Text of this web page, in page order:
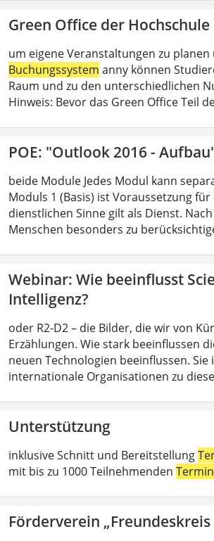
Green Office der
um eigene Veranstaltungen zu
Buchungssystem anny können
Raum und zu den unterschiedlichen
Hinweis: Bevor das Green Office Teil
POE: "Outlook 2016 -
beide Module Jedes Modul kann
Moduls 1 (Basis) ist Voraussetzung für
dienstlichen Sinne gilt als Dienst.
Menschen besonders zu
Webinar: Wie beeinflusst
Intelligenz?
oder R2-D2 – die Bilder, die wir von
Erzählungen. Wie stark beeinflussen
neuen Technologien beeinflussen.
internationale Organisationen zu
Unterstützung
inklusive Schnitt und Bereitstellung
mit bis zu 1000 Teilnehmenden
Förderverein